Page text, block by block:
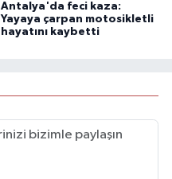
Antalya'da feci kaza:
Yayaya çarpan motosikletli
hayatını kaybetti